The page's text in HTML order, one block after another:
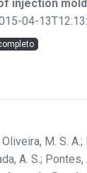
injection
04-
M. S. A.;
A. S.; Pontes,